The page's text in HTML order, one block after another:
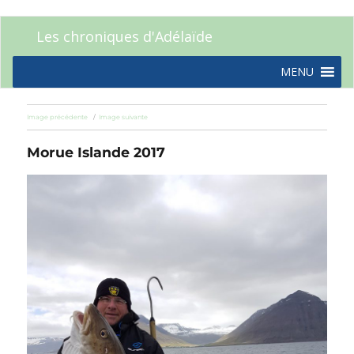
Les chroniques d'Adélaïde
MENU
Image précédente Image suivante
Morue Islande 2017